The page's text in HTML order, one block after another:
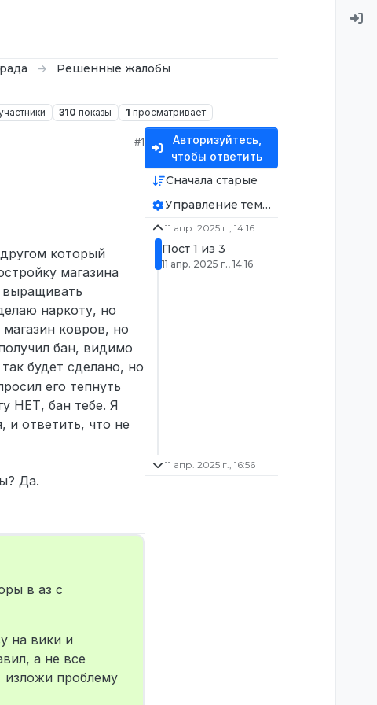
Решенные жалобы
310 показы 1 просматривает
#1
который
магазина
выращивать
наркоту, но
ковров, но
бан, видимо
будет сделано, но
его тепнуть
НЕТ, бан тебе. Я
и ответить, что не
Да.
в аз с
на вики и
а не все
изложи проблему
Авторизуйтесь,
чтобы ответить
Сначала старые
Управление темой
11 апр. 2025 г., 14:16
Пост 1 из 3
11 апр. 2025 г., 14:16
11 апр. 2025 г., 16:56